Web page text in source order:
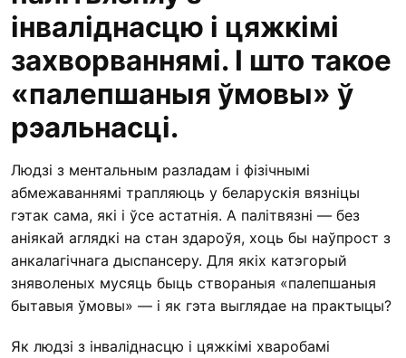
інваліднасцю і цяжкімі
захворваннямі. І што такое
«палепшаныя ўмовы» ў
рэальнасці.
Людзі з ментальным разладам і фізічнымі
абмежаваннямі трапляюць у беларускія вязніцы
гэтак сама, які і ўсе астатнія. А палітвязні — без
аніякай аглядкі на стан здароўя, хоць бы наўпрост з
анкалагічнага дыспансеру. Для якіх катэгорый
зняволеных мусяць быць створаныя «палепшаныя
бытавыя ўмовы» — і як гэта выглядае на практыцы?
Як людзі з інваліднасцю і цяжкімі хваробамі